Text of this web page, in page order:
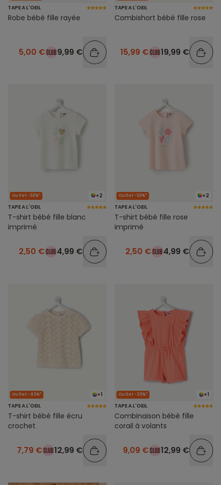
TAPE A L'OEIL
Robe bébé fille rayée
5,00 € 9,99 €
TAPE A L'OEIL
Combishort bébé fille rose
15,99 € 19,99 €
+2
Outlet -50%*
TAPE A L'OEIL
T-shirt bébé fille blanc
imprimé
2,50 € 4,99 €
+2
Outlet -50%*
TAPE A L'OEIL
T-shirt bébé fille rose
imprimé
2,50 € 4,99 €
+1
Outlet -40%*
TAPE A L'OEIL
T-shirt bébé fille écru
crochet
7,79 € 12,99 €
+1
Outlet -30%*
TAPE A L'OEIL
Combinaison bébé fille
corail à volants
9,09 € 12,99 €